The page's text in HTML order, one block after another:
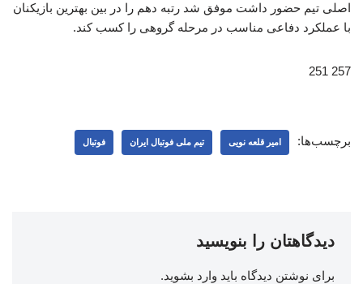
اصلی تیم حضور داشت موفق شد رتبه دهم را در بین بهترین بازیکنان
با عملکرد دفاعی مناسب در مرحله گروهی را کسب کند.
257 251
برچسب‌ها: امیر قلعه نویی تیم ملی فوتبال ایران فوتبال
دیدگاهتان را بنویسید
برای نوشتن دیدگاه باید وارد بشوید.